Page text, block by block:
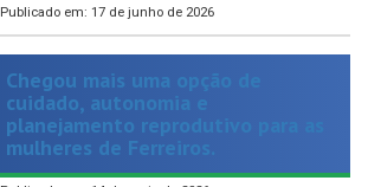
Publicado em: 17 de junho de 2026
Chegou mais uma opção de
cuidado, autonomia e
planejamento reprodutivo para as
mulheres de Ferreiros.